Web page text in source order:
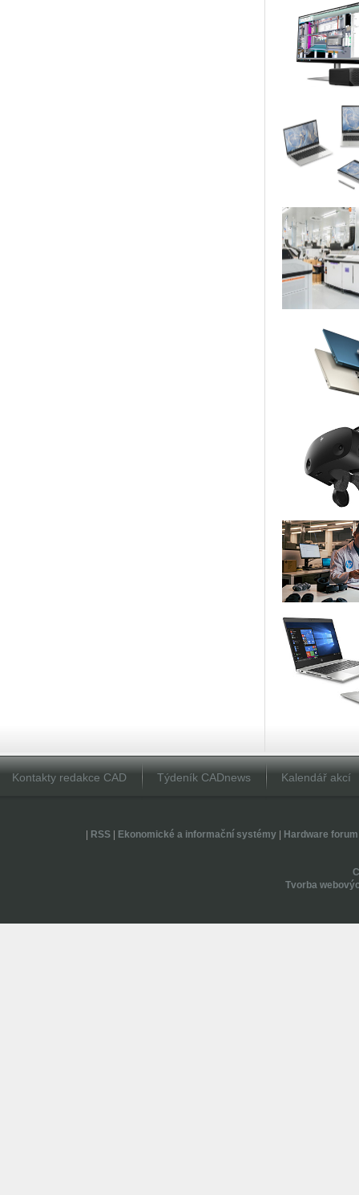
Kontakty redakce CAD Týdeník CADnews Kalendář akcí
RSS| Ekonomické a informační systémy| Hardware forum
Tvorba